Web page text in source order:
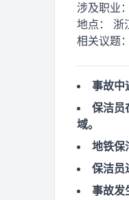
涉及职业：
地点： 浙
相关议题：
事故中
保洁员
域。
地铁保
保洁员
事故发